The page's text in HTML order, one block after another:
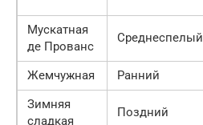
Мускатная
де Прованс
Среднеспелый
Жемчужная
Ранний
Зимняя
сладкая
Поздний